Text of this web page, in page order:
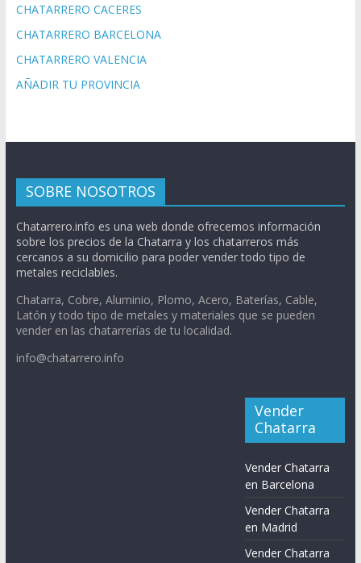
CHATARRERO CACERES
CHATARRERO BARCELONA
CHATARRERO VALENCIA
AÑADIR TU PROVINCIA
SOBRE NOSOTROS
Chatarrero.info es una web donde ofrecemos información
sobre los precios de la Chatarra y los chatarreros más
cercanos a su domicilio para poder vender todo tipo de
metales reciclables.
Chatarra, Cobre, Aluminio, Plomo, Acero, Baterías, Cable,
Latón y todo tipo de metales y materiales que se pueden
vender en las chatarrerías de tu localidad.
info@chatarrero.info
Vender
Chatarra
Vender Chatarra
en Barcelona
Vender Chatarra
en Madrid
Vender Chatarra